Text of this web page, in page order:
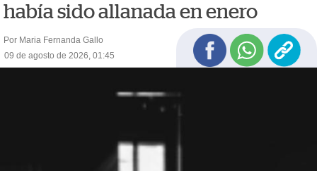
había sido allanada en enero
Por Maria Fernanda Gallo
09 de agosto de 2026, 01:45